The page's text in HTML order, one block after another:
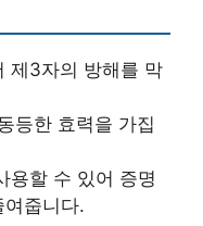
제3자의 방해를 막
등한 효력을 가집
용할 수 있어 증명
줍니다.